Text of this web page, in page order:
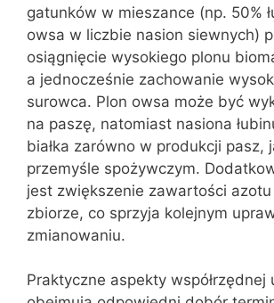
gatunków w mieszance (np. 50%
owsa w liczbie nasion siewnych)
osiągnięcie wysokiego plonu
a jednocześnie zachowanie
surowca. Plon owsa może być
na paszę, natomiast nasiona
białka zarówno w produkcji pasz,
przemyśle spożywczym.
jest zwiększenie zawartości
zbiorze, co sprzyja kolejnym
zmianowaniu.
Praktyczne aspekty współrzędnej